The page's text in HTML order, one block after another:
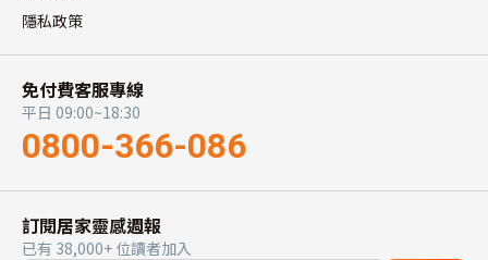
隱私政策
免付費客服專線
平日 09:00~18:30
0800-366-086
訂閱居家靈感週報
已有 38,000+ 位讀者加入